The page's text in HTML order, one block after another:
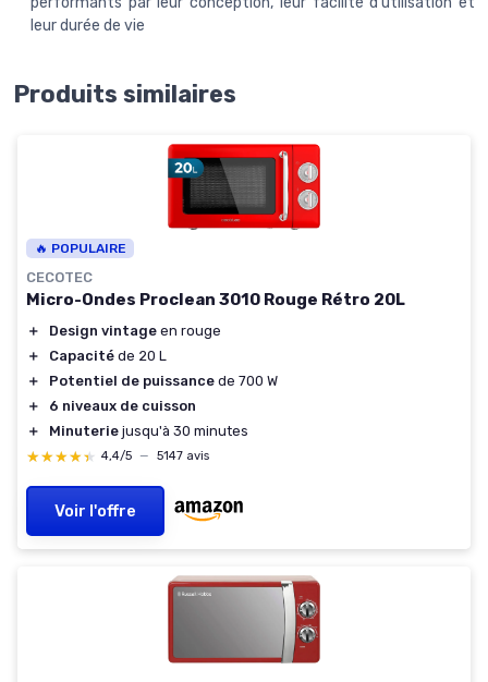
leur durée de vie
Produits similaires
🔥 POPULAIRE
CECOTEC
Micro-Ondes Proclean 3010 Rouge Rétro 20L
＋ Design vintage en rouge
＋
Capacité de 20 L
＋
Potentiel de puissance de 700 W
＋
6 niveaux de cuisson
＋
Minuterie jusqu'à 30 minutes
★★★★★
★★★★★ 4,4/5 — 5147 avis
Voir l'offre